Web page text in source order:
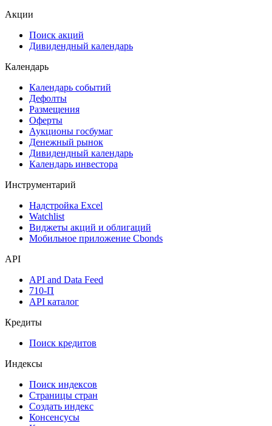
Акции
Поиск акций
Дивидендный календарь
Календарь
Календарь событий
Дефолты
Размещения
Оферты
Аукционы госбумаг
Денежный рынок
Дивидендный календарь
Календарь инвестора
Инструментарий
Надстройка Excel
Watchlist
Виджеты акций и облигаций
Мобильное приложение Cbonds
API
API and Data Feed
710-П
API каталог
Кредиты
Поиск кредитов
Индексы
Поиск индексов
Страницы стран
Создать индекс
Консенсусы